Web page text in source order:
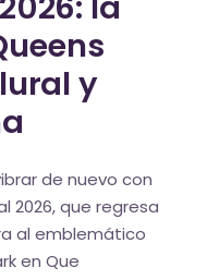
y
de nuevo con
2026, que regresa
al emblemático
en Que